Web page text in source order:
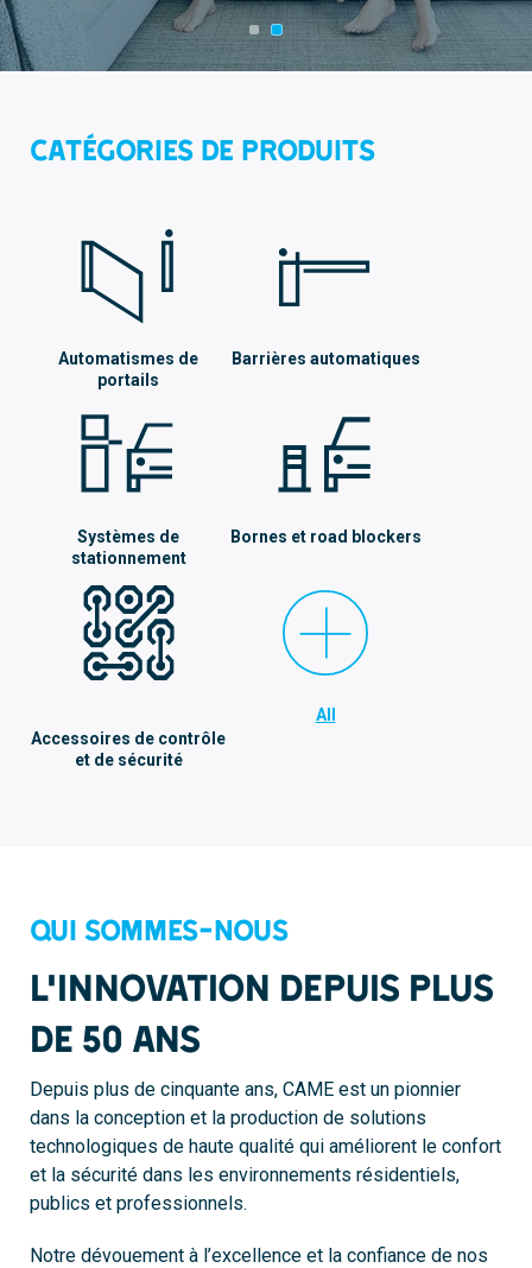
Catégories de produits
Automatismes de
portails
Barrières automatiques
Systèmes de
stationnement
Bornes et road blockers
Accessoires de contrôle
et de sécurité
All
Qui sommes-nous
L’innovation depuis plus
de 50 ans
Depuis plus de cinquante ans, CAME est un pionnier
dans la conception et la production de solutions
technologiques de haute qualité qui améliorent le confort
et la sécurité dans les environnements résidentiels,
publics et professionnels.
Notre dévouement à l’excellence et la confiance de nos